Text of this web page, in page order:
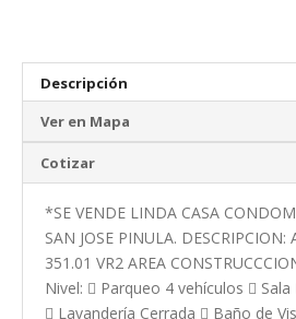
Descripción
Ver en Mapa
Cotizar
*SE VENDE LINDA CASA
SAN JOSE PINULA. DESCRIPCION:
351.01 VR2 AREA
Nivel:  Parqueo 4 vehículos 
 Lavandería Cerrada  Baño de